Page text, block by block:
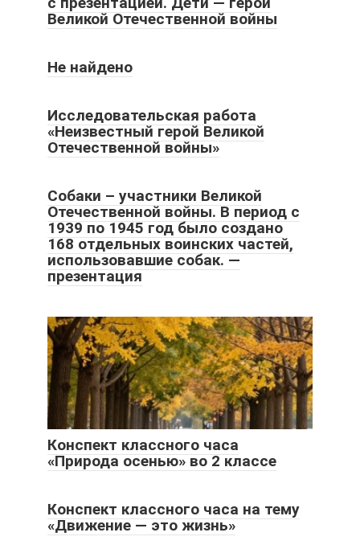
Великой Отечественной войны
Не найдено
Исследовательская работа
«Неизвестный герой Великой
Отечественной войны»
Собаки – участники Великой
Отечественной войны. В период с
1939 по 1945 год было создано
168 отдельных воинских частей,
использовавшие собак. —
презентация
Конспект классного часа
«Природа осенью» во 2 классе
Конспект классного часа на тему
«Движение — это жизнь»